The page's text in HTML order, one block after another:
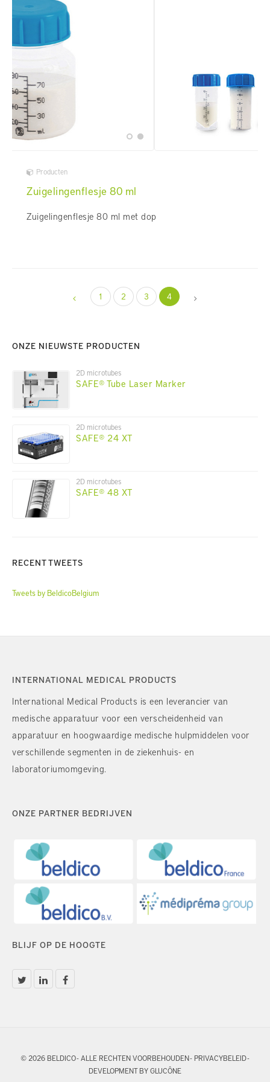
Producten
Zuigelingenflesje 80 ml
Zuigelingenflesje 80 ml met dop
1 2 3 4
ONZE NIEUWSTE PRODUCTEN
2D microtubes
SAFE® Tube Laser Marker
2D microtubes
SAFE® 24 XT
2D microtubes
SAFE® 48 XT
RECENT TWEETS
Tweets by BeldicoBelgium
INTERNATIONAL MEDICAL PRODUCTS
International Medical Products is een leverancier van
medische apparatuur voor een verscheidenheid van
apparatuur en hoogwaardige medische hulpmiddelen voor
verschillende segmenten in de ziekenhuis- en
laboratoriumomgeving.
ONZE PARTNER BEDRIJVEN
BLIJF OP DE HOOGTE
© 2026 BELDICO - ALLE RECHTEN VOORBEHOUDEN - PRIVACYBELEID-
DEVELOPMENT BY GLUCÔNE